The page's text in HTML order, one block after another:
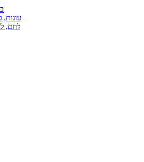
עוגות,
לחם,